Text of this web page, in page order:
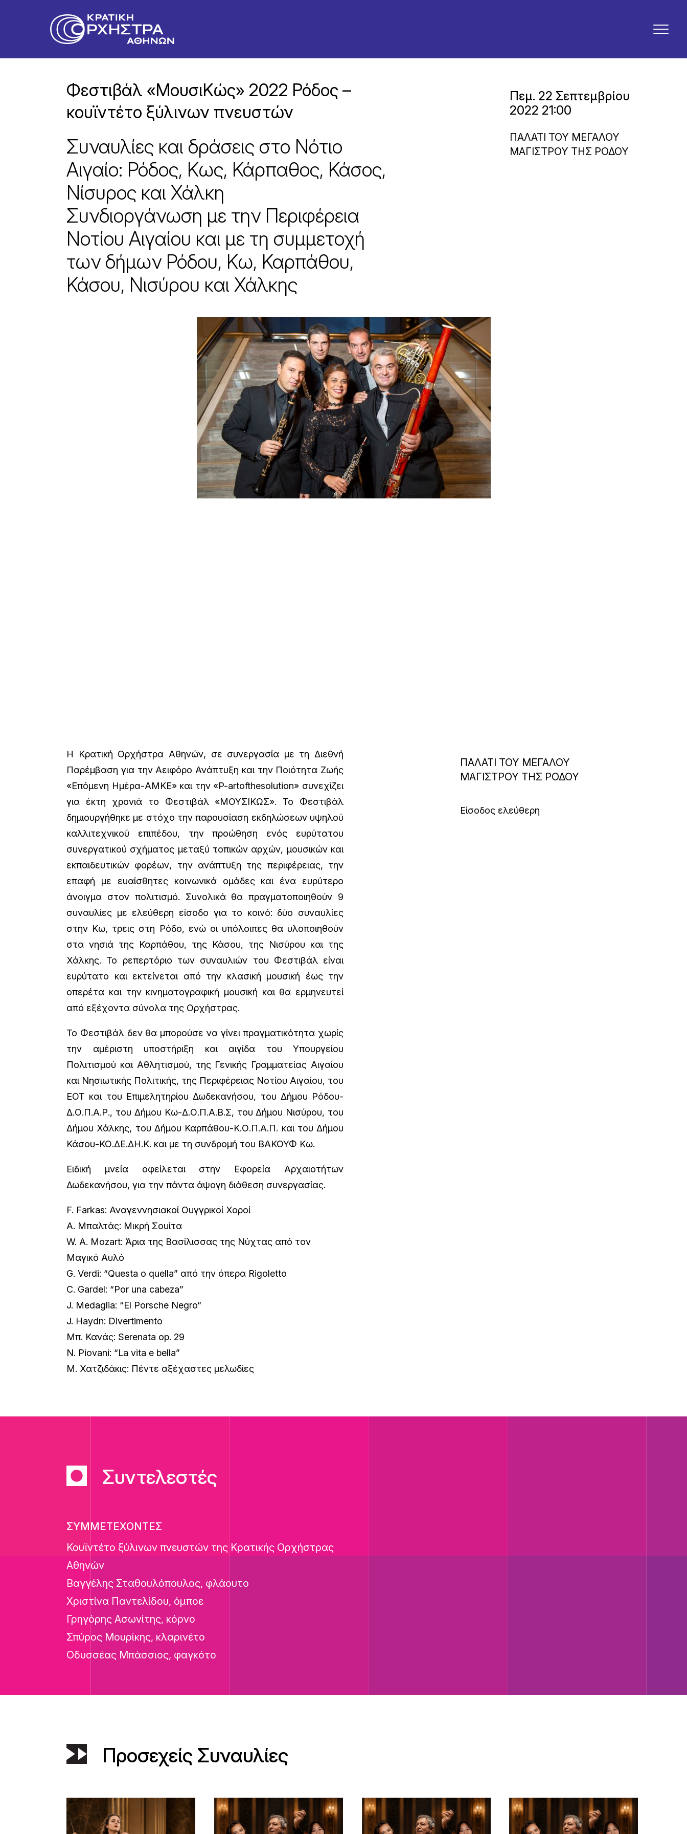
Φεστιβάλ «ΜουσιΚώς» 2022 Ρόδος –
κουϊντέτο ξύλινων πνευστών
Συναυλίες και δράσεις στο Νότιο
Αιγαίο: Ρόδος, Κως, Κάρπαθος, Κάσος,
Νίσυρος και Χάλκη
Συνδιοργάνωση με την Περιφέρεια
Νοτίου Αιγαίου και με τη συμμετοχή
των δήμων Ρόδου, Κω, Καρπάθου,
Κάσου, Νισύρου και Χάλκης
Πεμ. 22 Σεπτεμβρίου
2022 21:00
ΠΑΛΑΤΙ ΤΟΥ ΜΕΓΑΛΟΥ
ΜΑΓΙΣΤΡΟΥ ΤΗΣ ΡΟΔΟΥ
Η Κρατική Ορχήστρα Αθηνών, σε συνεργασία με τη Διεθνή
Παρέμβαση για την Αειφόρο Ανάπτυξη και την Ποιότητα Ζωής
«Επόμενη Ημέρα-ΑΜΚΕ» και την «P-artofthesolution» συνεχίζει
για έκτη χρονιά το Φεστιβάλ «ΜΟΥΣΙΚΩΣ». Το Φεστιβάλ
δημιουργήθηκε με στόχο την παρουσίαση εκδηλώσεων υψηλού
καλλιτεχνικού επιπέδου, την προώθηση ενός ευρύτατου
συνεργατικού σχήματος μεταξύ τοπικών αρχών, μουσικών και
εκπαιδευτικών φορέων, την ανάπτυξη της περιφέρειας, την
επαφή με ευαίσθητες κοινωνικά ομάδες και ένα ευρύτερο
άνοιγμα στον πολιτισμό. Συνολικά θα πραγματοποιηθούν 9
συναυλίες με ελεύθερη είσοδο για το κοινό: δύο συναυλίες
στην Κω, τρεις στη Ρόδο, ενώ οι υπόλοιπες θα υλοποιηθούν
στα νησιά της Καρπάθου, της Κάσου, της Νισύρου και της
Χάλκης. Το ρεπερτόριο των συναυλιών του Φεστιβάλ είναι
ευρύτατο και εκτείνεται από την κλασική μουσική έως την
οπερέτα και την κινηματογραφική μουσική και θα ερμηνευτεί
από εξέχοντα σύνολα της Ορχήστρας.
Το Φεστιβάλ δεν θα μπορούσε να γίνει πραγματικότητα χωρίς
την αμέριστη υποστήριξη και αιγίδα του Υπουργείου
Πολιτισμού και Αθλητισμού, της Γενικής Γραμματείας Αιγαίου
και Νησιωτικής Πολιτικής, της Περιφέρειας Νοτίου Αιγαίου, του
ΕΟΤ και του Επιμελητηρίου Δωδεκανήσου, του Δήμου Ρόδου-
Δ.Ο.Π.Α.Ρ., του Δήμου Κω-Δ.Ο.Π.Α.Β.Σ, του Δήμου Νισύρου, του
Δήμου Χάλκης, του Δήμου Καρπάθου-Κ.Ο.Π.Α.Π. και του Δήμου
Κάσου-ΚΟ.ΔΕ.ΔΗ.Κ. και με τη συνδρομή του ΒΑΚΟΥΦ Κω.
Ειδική μνεία οφείλεται στην Εφορεία Αρχαιοτήτων
Δωδεκανήσου, για την πάντα άψογη διάθεση συνεργασίας.
F. Farkas: Αναγεννησιακοί Ουγγρικοί Χοροί
Α. Μπαλτάς: Μικρή Σουίτα
W. A. Mozart: Άρια της Βασίλισσας της Νύχτας από τον
Μαγικό Αυλό
G. Verdi: “Questa o quella” από την όπερα Rigoletto
C. Gardel: “Por una cabeza”
J. Medaglia: “El Porsche Negro“
J. Haydn: Divertimento
Μπ. Κανάς: Serenata op. 29
N. Piovani: “La vita e bella”
Μ. Χατζιδάκις: Πέντε αξέχαστες μελωδίες
ΠΑΛΑΤΙ ΤΟΥ ΜΕΓΑΛΟΥ
ΜΑΓΙΣΤΡΟΥ ΤΗΣ ΡΟΔΟΥ
Είσοδος ελεύθερη
Συντελεστές
ΣΥΜΜΕΤΕΧΟΝΤΕΣ
Κουϊντέτο ξύλινων πνευστών της Κρατικής Ορχήστρας
Αθηνών
Βαγγέλης Σταθουλόπουλος, φλάουτο
Χριστίνα Παντελίδου, όμποε
Γρηγόρης Ασωνίτης, κόρνο
Σπύρος Μουρίκης, κλαρινέτο
Οδυσσέας Μπάσσιος, φαγκότο
Προσεχείς Συναυλίες